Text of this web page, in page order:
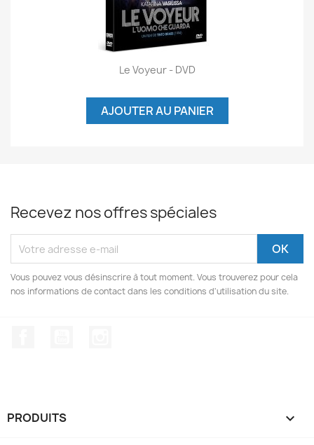
Le Voyeur - DVD
AJOUTER AU PANIER
Recevez nos offres spéciales
Vous pouvez vous désinscrire à tout moment. Vous trouverez pour cela
nos informations de contact dans les conditions d'utilisation du site.
PRODUITS 